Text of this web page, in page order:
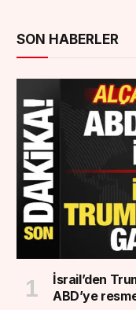
SON HABERLER
İsrail’den
ABD’ye